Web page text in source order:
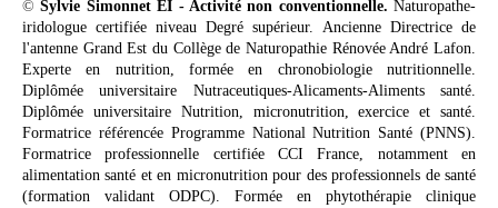
©Sylvie Simonnet EI - Activité non conventionnelle. Naturopathe-
iridologue certifiée niveau Degré supérieur. Ancienne Directrice de
l'antenne Grand Est du Collège de Naturopathie Rénovée André Lafon.
Experte en nutrition, formée en chronobiologie nutritionnelle.
Diplômée universitaire Nutraceutiques-Alicaments-Aliments santé.
Diplômée universitaire Nutrition, micronutrition, exercice et santé.
Formatrice référencée Programme National Nutrition Santé (PNNS).
Formatrice professionnelle certifiée CCI France, notamment en
alimentation santé et en micronutrition pour des professionnels de santé
(formation validant ODPC). Formée en phytothérapie clinique